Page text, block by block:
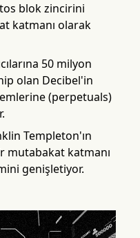
blok zincirini
katmanı olarak
50 milyon
olan Decibel'in
(perpetuals)
Templeton'ın
mutabakat katmanı
genişletiyor.